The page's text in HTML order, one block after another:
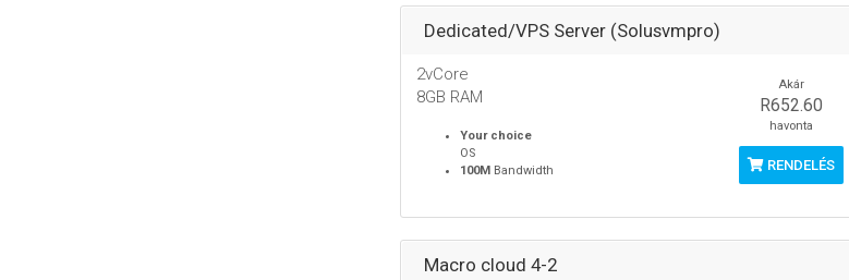
Dedicated/VPS Server (Solusvmpro)
2vCore
8GB RAM
Your choice
OS
100M Bandwidth
Akár
R652.60
havonta
RENDELÉS
Macro cloud 4-2